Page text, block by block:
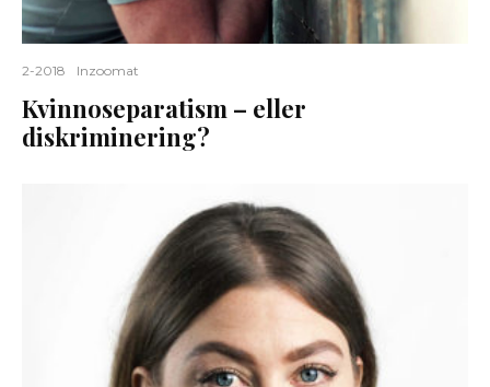
2-2018 Inzoomat
Kvinnoseparatism – eller
diskriminering?